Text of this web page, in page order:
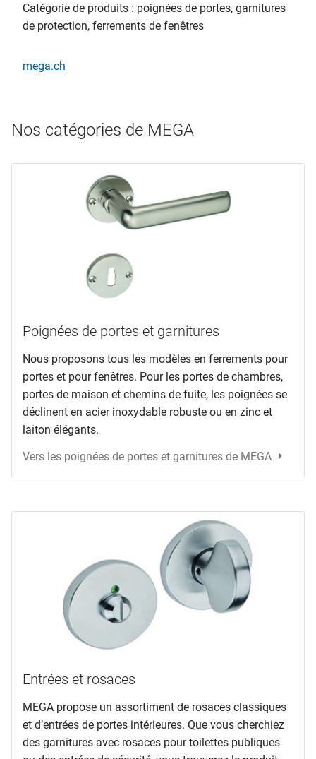
Catégorie de produits : poignées de portes, garnitures
de protection, ferrements de fenêtres
mega.ch
Nos catégories de MEGA
Poignées de portes et garnitures
Nous proposons tous les modèles en ferrements pour
portes et pour fenêtres. Pour les portes de chambres,
portes de maison et chemins de fuite, les poignées se
déclinent en acier inoxydable robuste ou en zinc et
laiton élégants.
Vers les poignées de portes et garnitures de MEGA
Entrées et rosaces
MEGA propose un assortiment de rosaces classiques
et d’entrées de portes intérieures. Que vous cherchiez
des garnitures avec rosaces pour toilettes publiques